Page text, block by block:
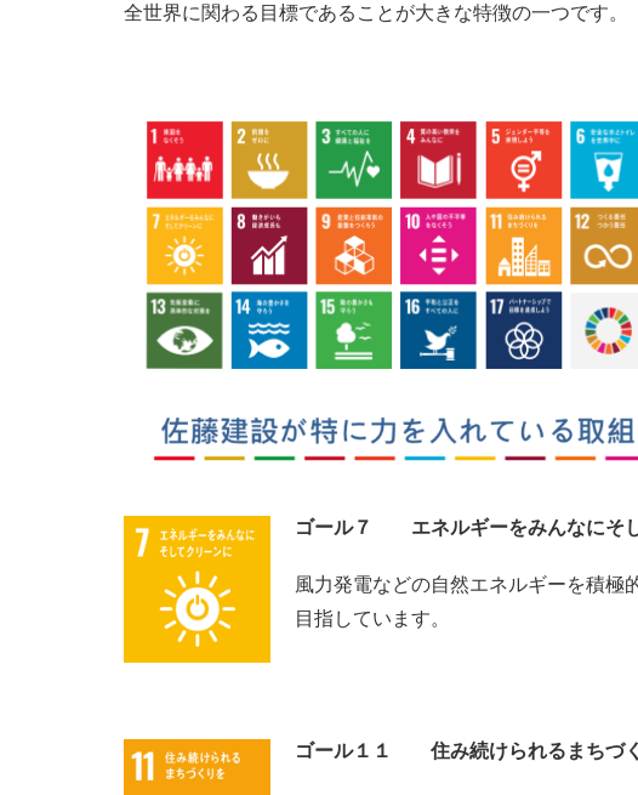
全世界に関わる目標であることが大きな特徴の
ゴール７ エネルギーをみんなにそ
風力発電などの自然エネルギーを積極
目指しています。
ゴール１１ 住み続けられるまちづ